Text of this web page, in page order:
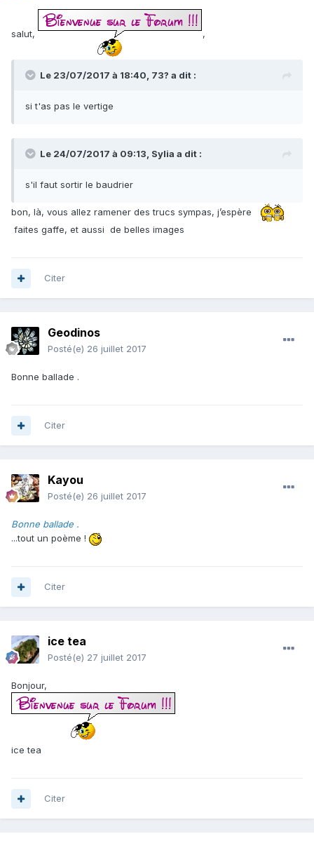
salut, ,
Le 23/07/2017 à 18:40, 73? a dit :
si t'as pas le vertige
Le 24/07/2017 à 09:13, Sylia a dit :
s'il faut sortir le baudrier
bon, là, vous allez ramener des trucs sympas, j’espère
faites gaffe, et aussi de belles images
Citer
Geodinos
Posté(e) 26 juillet 2017
Bonne ballade .
Citer
Kayou
Posté(e) 26 juillet 2017
Bonne ballade .
...tout un poème !
Citer
ice tea
Posté(e) 27 juillet 2017
Bonjour,
ice tea
Citer